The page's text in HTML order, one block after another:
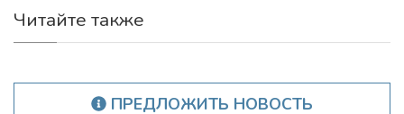
Читайте также
ПРЕДЛОЖИТЬ НОВОСТЬ